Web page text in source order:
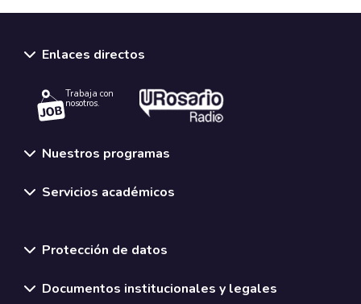
Enlaces directos
Trabaja con
nosotros.
Nuestros programas
Servicios académicos
Protección de datos
Documentos institucionales y legales